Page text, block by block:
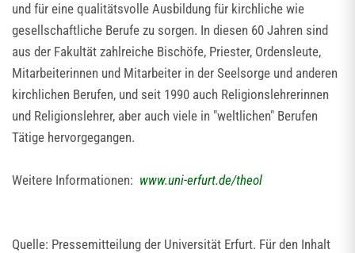
und für eine qualitätsvolle Ausbildung für kirchliche wie
gesellschaftliche Berufe zu sorgen. In diesen 60 Jahren sind
aus der Fakultät zahlreiche Bischöfe, Priester, Ordensleute,
Mitarbeiterinnen und Mitarbeiter in der Seelsorge und anderen
kirchlichen Berufen, und seit 1990 auch Religionslehrerinnen
und Religionslehrer, aber auch viele in "weltlichen" Berufen
Tätige hervorgegangen.
Weitere Informationen: www.uni-erfurt.de/theol
Quelle: Pressemitteilung der Universität Erfurt. Für den Inhalt